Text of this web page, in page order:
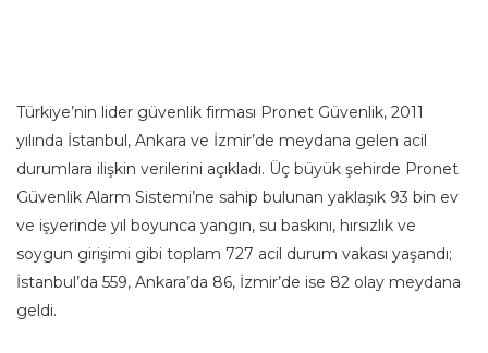
Türkiye’nin lider güvenlik firması Pronet Güvenlik, 2011
yılında İstanbul, Ankara ve İzmir’de meydana gelen acil
durumlara ilişkin verilerini açıkladı. Üç büyük şehirde Pronet
Güvenlik Alarm Sistemi’ne sahip bulunan yaklaşık 93 bin ev
ve işyerinde yıl boyunca yangın, su baskını, hırsızlık ve
soygun girişimi gibi toplam 727 acil durum vakası yaşandı;
İstanbul’da 559, Ankara’da 86, İzmir’de ise 82 olay meydana
geldi.